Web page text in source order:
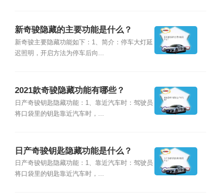
新奇骏隐藏的主要功能是什么？
新奇骏主要隐藏功能如下：1、简介：停车大灯延
迟照明，开启方法为停车后向...
2021款奇骏隐藏功能有哪些？
日产奇骏钥匙隐藏功能：1、靠近汽车时：驾驶员
将口袋里的钥匙靠近汽车时，...
日产奇骏钥匙隐藏功能是什么？
日产奇骏钥匙隐藏功能：1、靠近汽车时：驾驶员
将口袋里的钥匙靠近汽车时，...